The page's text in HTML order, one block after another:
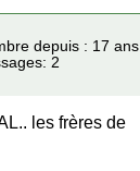
depuis : 17 ans
2
les frères de